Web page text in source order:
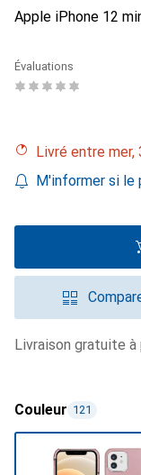
Apple iPhone 12
Évaluations
Livré entre
M'informer si
Livraison gratuite
Couleur 121